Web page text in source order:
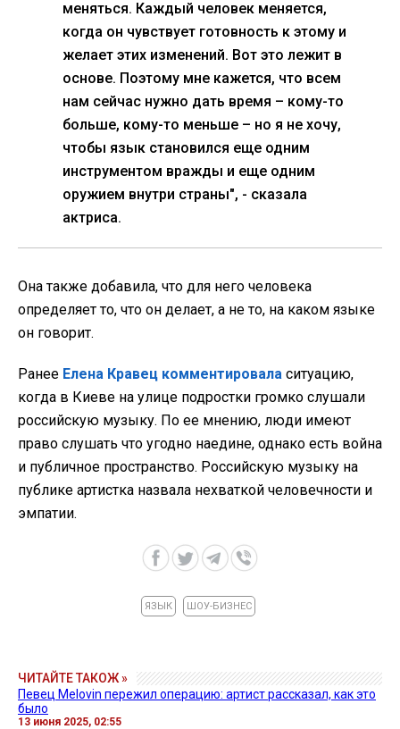
меняться. Каждый человек меняется,
когда он чувствует готовность к этому и
желает этих изменений. Вот это лежит в
основе. Поэтому мне кажется, что всем
нам сейчас нужно дать время – кому-то
больше, кому-то меньше – но я не хочу,
чтобы язык становился еще одним
инструментом вражды и еще одним
оружием внутри страны", - сказала
актриса.
Она также добавила, что для него человека
определяет то, что он делает, а не то, на каком языке
он говорит.
Ранее Елена Кравец комментировала ситуацию,
когда в Киеве на улице подростки громко слушали
российскую музыку. По ее мнению, люди имеют
право слушать что угодно наедине, однако есть война
и публичное пространство. Российскую музыку на
публике артистка назвала нехваткой человечности и
эмпатии.
ЯЗЫК ШОУ-БИЗНЕС
ЧИТАЙТЕ ТАКОЖ »
Певец Melovin пережил операцию: артист рассказал, как это
было
13 июня 2025, 02:55